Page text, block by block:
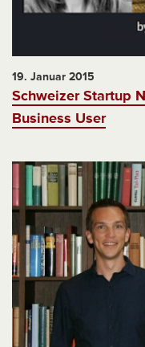
19. Januar 2015
Schweizer Startup
Business User